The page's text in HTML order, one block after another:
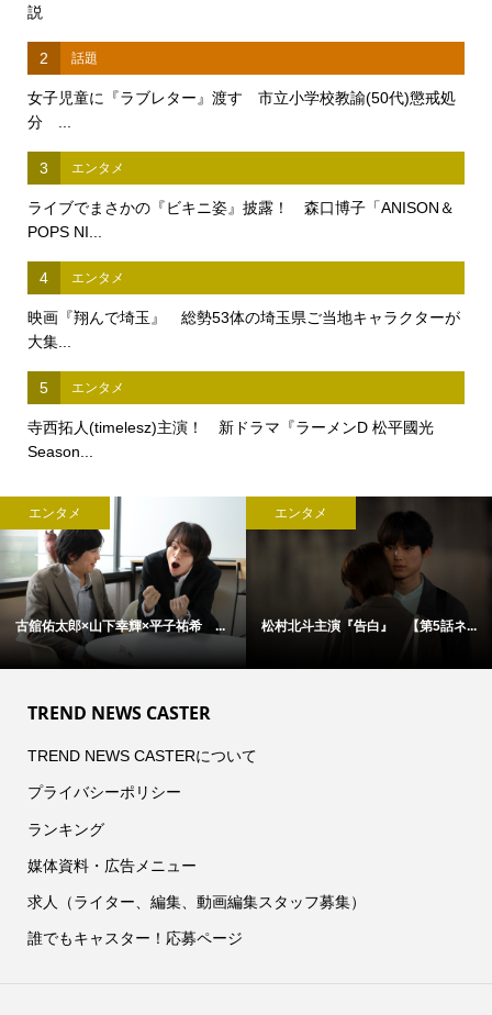
説
2 話題
女子児童に『ラブレター』渡す 市立小学校教諭(50代)懲戒処
分 ...
3 エンタメ
ライブでまさかの『ビキニ姿』披露！ 森口博子「ANISON＆
POPS NI...
4 エンタメ
映画『翔んで埼玉』 総勢53体の埼玉県ご当地キャラクターが
大集...
5 エンタメ
寺西拓人(timelesz)主演！ 新ドラマ『ラーメンD 松平國光
Season...
エンタメ
アン・ハサウェイ×ユアン・マクレ...
エンタメ
松村北斗主演『告白』 本日21時...
TREND NEWS CASTER
TREND NEWS CASTERについて
プライバシーポリシー
ランキング
媒体資料・広告メニュー
求人（ライター、編集、動画編集スタッフ募集）
誰でもキャスター！応募ページ